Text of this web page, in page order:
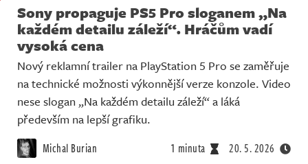
Sony propaguje PS5 Pro sloganem „Na
každém detailu záleží“. Hráčům vadí
vysoká cena
Nový reklamní trailer na PlayStation 5 Pro se zaměřuje
na technické možnosti výkonnější verze konzole. Video
nese slogan „Na každém detailu záleží“ a láká
především na lepší grafiku.
Michal Burian 1 minuta 20. 5. 2026